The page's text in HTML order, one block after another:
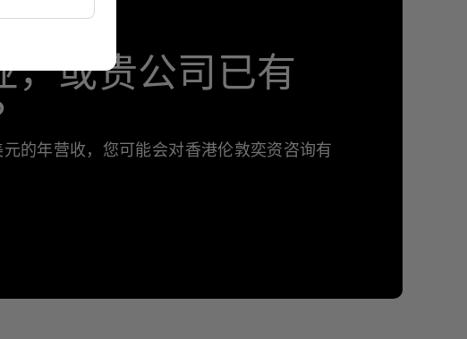
，或贵公司已有
的年营收，您可能会对香港伦敦奕资咨询有